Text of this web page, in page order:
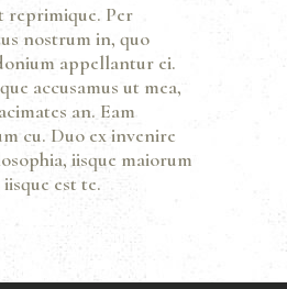
reprimique. Per
nostrum in, quo
appellantur ei.
accusamus ut mea,
an. Eam
cu. Duo ex invenire
iisque maiorum
est te.